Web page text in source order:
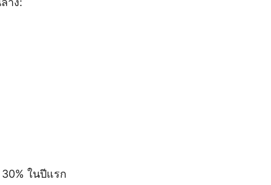
ในปีแรก